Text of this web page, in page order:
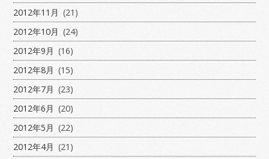
2012年11月 (21)
2012年10月 (24)
2012年9月 (16)
2012年8月 (15)
2012年7月 (23)
2012年6月 (20)
2012年5月 (22)
2012年4月 (21)